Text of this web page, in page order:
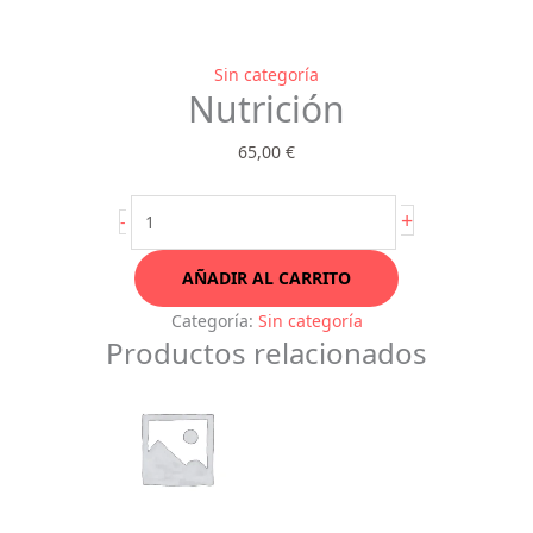
Sin categoría
Nutrición
65,00 €
-
cantidad
+
AÑADIR AL CARRITO
Categoría: Sin categoría
Productos relacionados